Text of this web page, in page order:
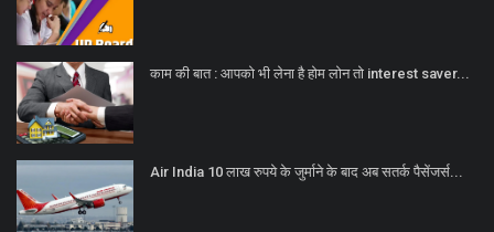
काम की बात : आपको भी लेना है होम लोन तो interest saver...
Air India 10 लाख रुपये के जुर्माने के बाद अब सतर्क पैसेंजर्स...